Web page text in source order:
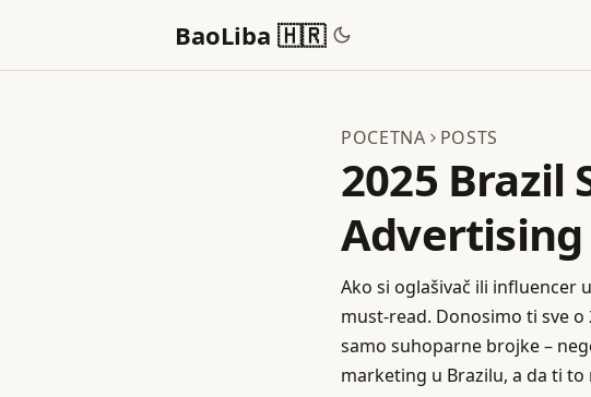
BaoLiba 🇭🇷
POCETNA POSTS
2025 Brazil
Advertising
Ako si oglašivač ili influencer
must-read. Donosimo ti sve
samo suhoparne brojke –
marketing u Brazilu, a da ti to